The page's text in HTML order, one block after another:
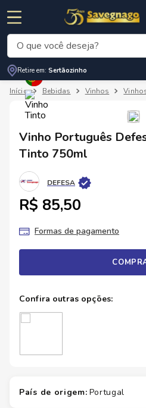
CUPOM DE DESCONTO
O que você deseja?
Retire em: Sertãozinho
Bebidas Vinhos
Vinho Português
Tinto 750ml
DEFESA
R$ 85,50
Formas de pagamento
país de origem: portugal
Termos mais buscados
leite
cafe
º
cerveja
5º arroz